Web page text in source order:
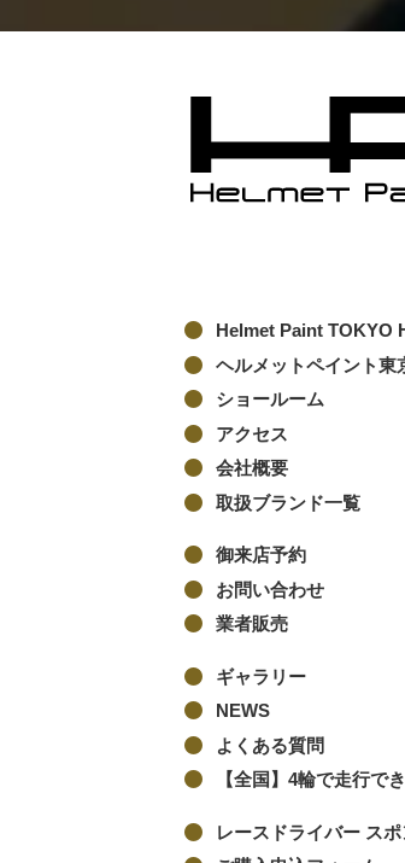
Helmet Paint TOKYO
ヘルメットペイント東
ショールーム
アクセス
会社概要
取扱ブランド一覧
御来店予約
お問い合わせ
業者販売
ギャラリー
NEWS
よくある質問
【全国】4輪で走行で
レースドライバー ス